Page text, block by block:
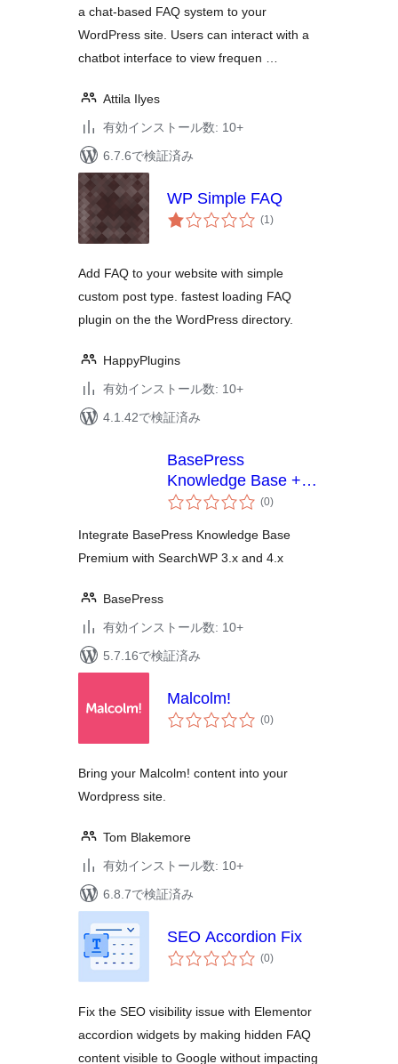
a chat-based FAQ system to your
WordPress site. Users can interact with a
chatbot interface to view frequen …
Attila Ilyes
有効インストール数: 10+
6.7.6で検証済み
WP Simple FAQ
(1個
の)
Add FAQ to your website with simple
custom post type. fastest loading FAQ
plugin on the the WordPress directory.
HappyPlugins
有効インストール数: 10+
4.1.42で検証済み
BasePress
Knowledge Base +
SearchWP
(0個
の)
Integrate BasePress Knowledge Base
Premium with SearchWP 3.x and 4.x
BasePress
有効インストール数: 10+
5.7.16で検証済み
Malcolm!
(0個
の)
Bring your Malcolm! content into your
Wordpress site.
Tom Blakemore
有効インストール数: 10+
6.8.7で検証済み
SEO Accordion Fix
(0個
の)
Fix the SEO visibility issue with Elementor
accordion widgets by making hidden FAQ
content visible to Google without impacting